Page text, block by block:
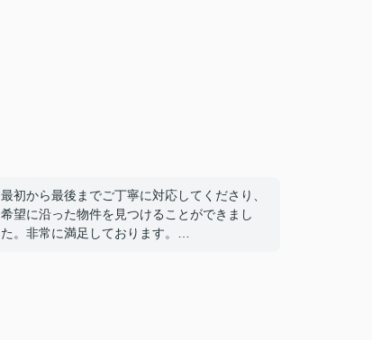
最初から最後までご丁寧に対応してくださり、
希望に沿った物件を見つけることができまし
た。非常に満足しております。